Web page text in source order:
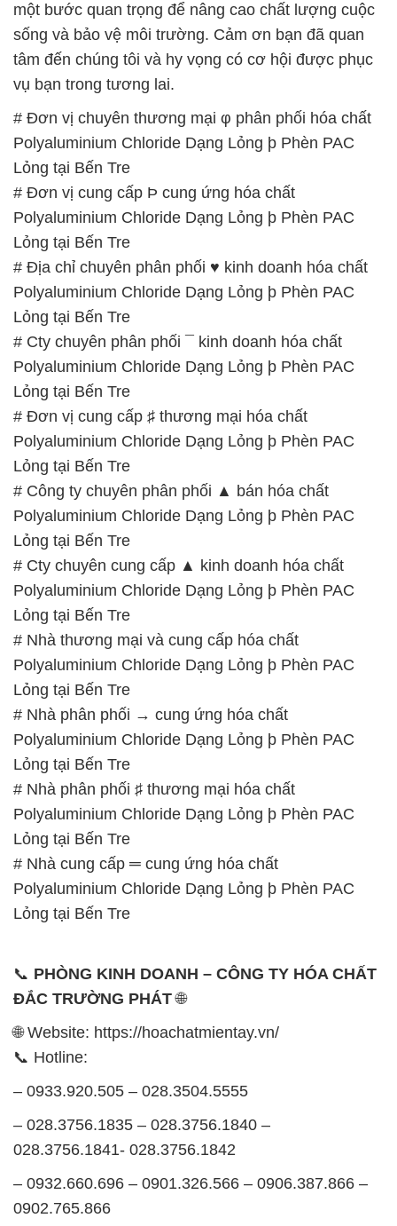
một bước quan trọng để nâng cao chất lượng cuộc
sống và bảo vệ môi trường. Cảm ơn bạn đã quan
tâm đến chúng tôi và hy vọng có cơ hội được phục
vụ bạn trong tương lai.
# Đơn vị chuyên thương mại φ phân phối hóa chất
Polyaluminium Chloride Dạng Lỏng þ Phèn PAC
Lỏng tại Bến Tre
# Đơn vị cung cấp Þ cung ứng hóa chất
Polyaluminium Chloride Dạng Lỏng þ Phèn PAC
Lỏng tại Bến Tre
# Địa chỉ chuyên phân phối ♥ kinh doanh hóa chất
Polyaluminium Chloride Dạng Lỏng þ Phèn PAC
Lỏng tại Bến Tre
# Cty chuyên phân phối ¯ kinh doanh hóa chất
Polyaluminium Chloride Dạng Lỏng þ Phèn PAC
Lỏng tại Bến Tre
# Đơn vị cung cấp ♯ thương mại hóa chất
Polyaluminium Chloride Dạng Lỏng þ Phèn PAC
Lỏng tại Bến Tre
# Công ty chuyên phân phối ▲ bán hóa chất
Polyaluminium Chloride Dạng Lỏng þ Phèn PAC
Lỏng tại Bến Tre
# Cty chuyên cung cấp ▲ kinh doanh hóa chất
Polyaluminium Chloride Dạng Lỏng þ Phèn PAC
Lỏng tại Bến Tre
# Nhà thương mại và cung cấp hóa chất
Polyaluminium Chloride Dạng Lỏng þ Phèn PAC
Lỏng tại Bến Tre
# Nhà phân phối → cung ứng hóa chất
Polyaluminium Chloride Dạng Lỏng þ Phèn PAC
Lỏng tại Bến Tre
# Nhà phân phối ♯ thương mại hóa chất
Polyaluminium Chloride Dạng Lỏng þ Phèn PAC
Lỏng tại Bến Tre
# Nhà cung cấp ═ cung ứng hóa chất
Polyaluminium Chloride Dạng Lỏng þ Phèn PAC
Lỏng tại Bến Tre
📞 PHÒNG KINH DOANH – CÔNG TY HÓA CHẤT
ĐẮC TRƯỜNG PHÁT🌐
🌐 Website: https://hoachatmientay.vn/
📞 Hotline:
– 0933.920.505 – 028.3504.5555
– 028.3756.1835 – 028.3756.1840 –
028.3756.1841- 028.3756.1842
– 0932.660.696 – 0901.326.566 – 0906.387.866 –
0902.765.866